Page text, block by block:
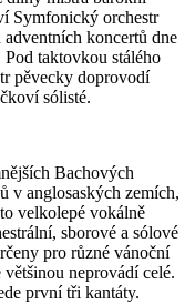
Symfonický orchestr
koncertů dne
taktovkou stálého
pěvecky doprovodí
sólisté.
Bachových
v anglosaských zemích,
velkolepé vokálně
sborové a sólové
pro různé vánoční
neprovádí celé.
první tři kantáty.